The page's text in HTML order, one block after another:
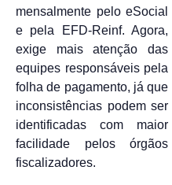
mensalmente pelo eSocial
e pela EFD-Reinf. Agora,
exige mais atenção das
equipes responsáveis pela
folha de pagamento, já que
inconsistências podem ser
identificadas com maior
facilidade pelos órgãos
fiscalizadores.